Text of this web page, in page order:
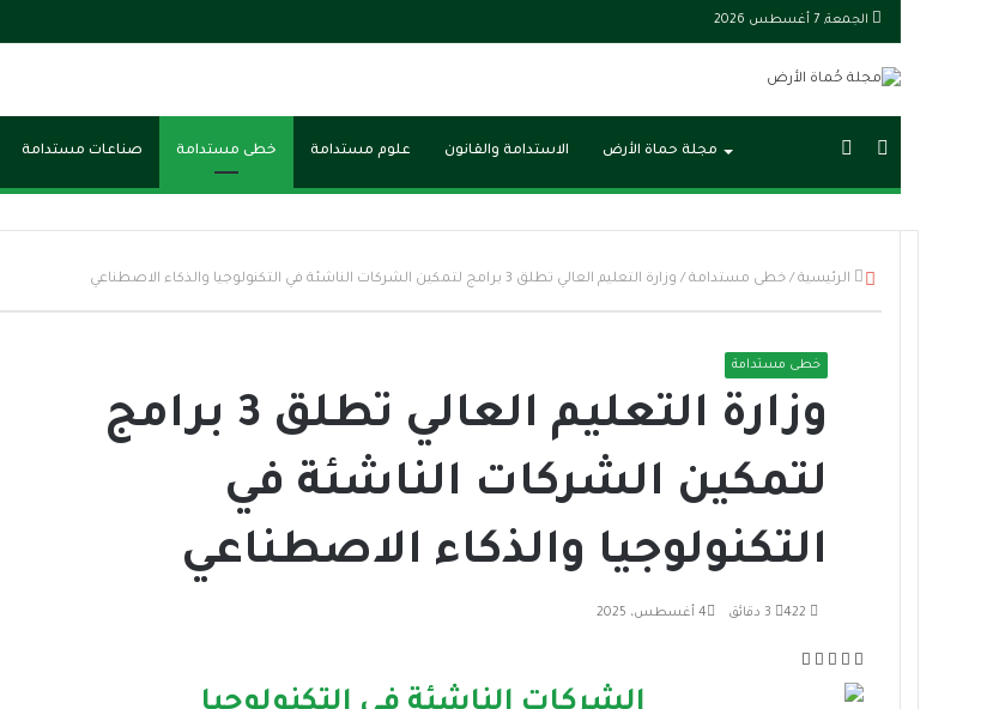
الجمعة, 7 أغسطس 2026
صناعات مستدامة خطى مستدامة علوم مستدامة الاستدامة والقانون مجلة حماة الأرض بحث
الرئيسية / خطى مستدامة / وزارة التعليم العالي تطلق 3 برامج لتمكين الشركات الناشئة في التكنولوجيا والذكاء الاصطناعي
خطى مستدامة
وزارة التعليم العالي تطلق 3 برامج
لتمكين الشركات الناشئة في
التكنولوجيا والذكاء الاصطناعي
4 أغسطس، 2025
ف
ي
ت
ل
م
إ